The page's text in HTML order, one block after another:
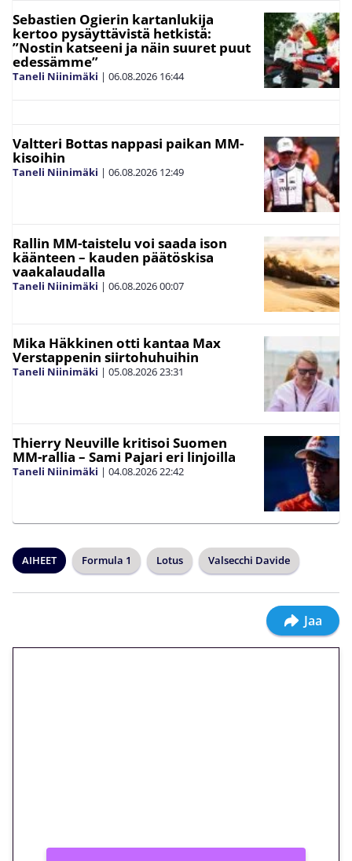
Sebastien Ogierin kartanlukija
kertoo pysäyttävistä hetkistä:
”Nostin katseeni ja näin suuret puut
edessämme”
Taneli Niinimäki | 06.08.2026 16:44
Valtteri Bottas nappasi paikan MM-
kisoihin
Taneli Niinimäki | 06.08.2026 12:49
Rallin MM-taistelu voi saada ison
käänteen – kauden päätöskisa
vaakalaudalla
Taneli Niinimäki | 06.08.202600:07
Mika Häkkinen otti kantaa Max
Verstappenin siirtohuhuihin
Taneli Niinimäki | 05.08.202623:31
Thierry Neuville kritisoi Suomen
MM-rallia – Sami Pajari eri linjoilla
Taneli Niinimäki | 04.08.202622:42
AIHEET Formula 1 Lotus Valsecchi Davide
Jaa